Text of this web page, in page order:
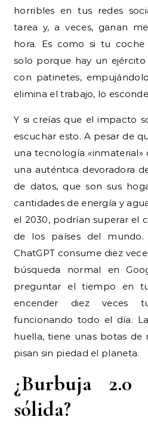
horribles en tus redes
tarea y, a veces, ganan
hora. Es como si tu
solo porque hay un ejército
con patinetes,
elimina el trabajo, lo
Y si creías que el impacto
escuchar esto. A pesar de
una tecnología «inmaterial»
una auténtica devoradora
de datos, que son sus
cantidades de energía y
el 2030, podrían superar el
de los países del
ChatGPT consume diez
búsqueda normal en
preguntar el tiempo en
encender diez veces
funcionando todo el día.
huella, tiene unas botas
pisan sin piedad el planeta.
¿Burbuja
sólida?